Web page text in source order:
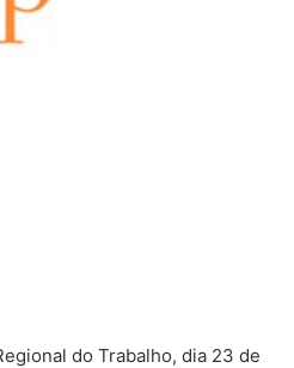
do Trabalho, dia 23 de